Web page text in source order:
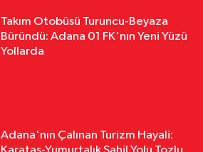
Takım Otobüsü Turuncu-Beyaza
Büründü: Adana 01 FK'nın Yeni Yüzü
Yollarda
Adana'nın Çalınan Turizm Hayali: